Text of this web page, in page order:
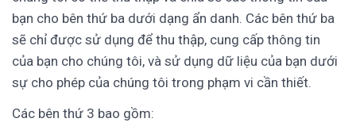
bạn cho bên thứ ba dưới dạng ẩn danh. Các bên thứ ba
sẽ chỉ được sử dụng để thu thập, cung cấp thông tin
của bạn cho chúng tôi, và sử dụng dữ liệu của bạn dưới
sự cho phép của chúng tôi trong phạm vi cần thiết.
Các bên thứ 3 bao gồm: